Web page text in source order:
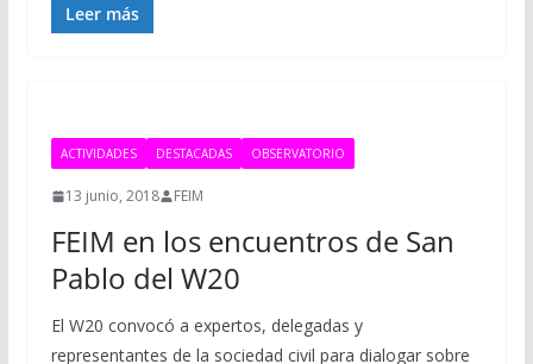
Leer más
ACTIVIDADES DESTACADAS OBSERVATORIO
13 junio, 2018 FEIM
FEIM en los encuentros de San
Pablo del W20
El W20 convocó a expertos, delegadas y
representantes de la sociedad civil para dialogar sobre